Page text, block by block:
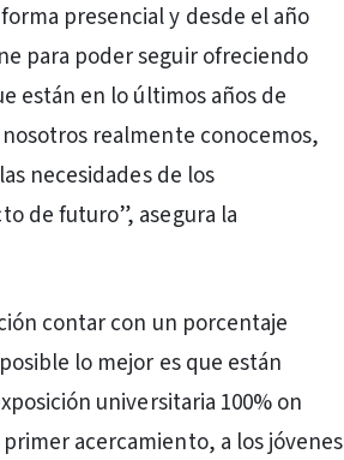
presencial y desde el año
para poder seguir ofreciendo
están en lo últimos años de
realmente conocemos,
necesidades de los
de futuro”, asegura la
contar con un porcentaje
lo mejor es que están
universitaria 100% on
acercamiento, a los jóvenes